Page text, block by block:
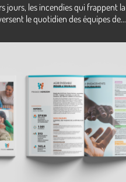
jours, les incendies qui frappent la
le quotidien des équipes de...